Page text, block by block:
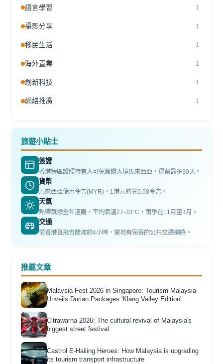
語言學習 1
攝影分享 1
移民生活 1
海外置業 1
創新科技 1
網絡推廣 1
旅遊小貼士
簽證
香港特區護照持有人可免簽證入境馬來西亞，逗留最多30天。
貨幣
馬來西亞使用令吉(MYR)，1港元約兌0.58令吉。
天氣
熱帶氣候全年溫暖，平均氣溫27-33°C，雨季在11月至3月。
交通
從香港直飛吉隆坡約4小時，當地有完善的公共交通網絡。
推薦文章
Malaysia Fest 2026 in Singapore: Tourism Malaysia
Unveils Durian Packages 'Klang Valley Edition'
Citrawarna 2026: The cultural revival of Malaysia's
biggest street festival
Castrol E-Hailing Heroes: How Malaysia is upgrading
its tourism transport infrastructure